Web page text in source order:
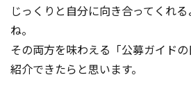
じっくりと自分に向き合ってくれ
ね。
その両方を味わえる「公募ガイド
紹介できたらと思います。